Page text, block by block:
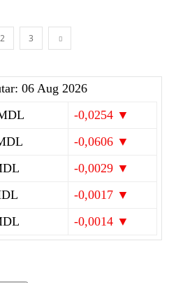
2 3
06 Aug 2026
-0,0254 ▼
-0,0606 ▼
-0,0029 ▼
-0,0017 ▼
-0,0014 ▼